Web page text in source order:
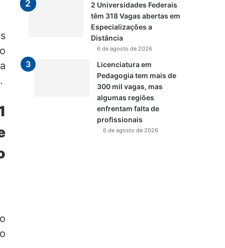
2 Universidades Federais
têm 318 Vagas abertas em
Especializações a
Distância
6 de agosto de 2026
Licenciatura em
Pedagogia tem mais de
300 mil vagas, mas
algumas regiões
enfrentam falta de
profissionais
6 de agosto de 2026